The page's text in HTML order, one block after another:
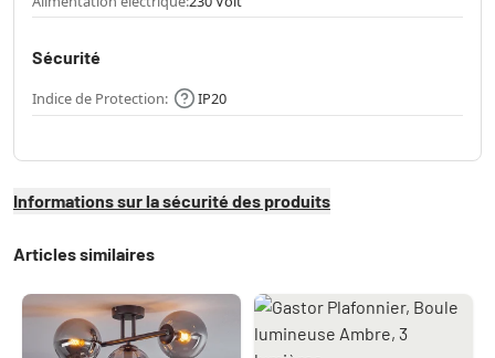
Sécurité
Indice de Protection: IP20
Informations sur la sécurité des produits
Articles similaires